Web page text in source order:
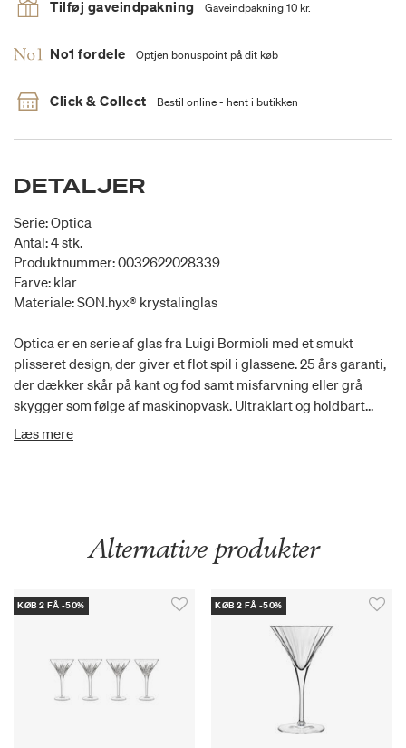
Tilføj gaveindpakning Gaveindpakning 10 kr.
No1 fordele Optjen bonuspoint på dit køb
Click & Collect Bestil online - hent i butikken
DETALJER
Serie: Optica
Antal: 4 stk.
Produktnummer: 0032622028339
Farve: klar
Materiale: SON.hyx® krystalinglas
Optica er en serie af glas fra Luigi Bormioli med et smukt
plisseret design, der giver et flot spil i glassene. 25 års garanti,
der dækker skår på kant og fod samt misfarvning eller grå
skygger som følge af maskinopvask. Ultraklart og holdbart
krystalinglas.
Læs mere
Alternative produkter
KØB 2 FÅ -50% KØB 2 FÅ -50%